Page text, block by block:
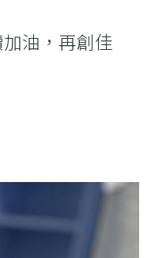
油，再創佳